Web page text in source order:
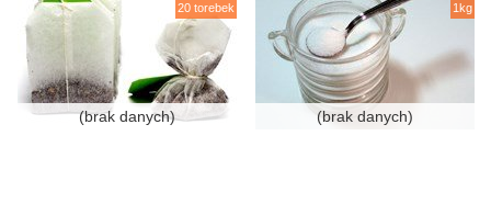
20 torebek
(brak danych)
1kg
(brak danych)